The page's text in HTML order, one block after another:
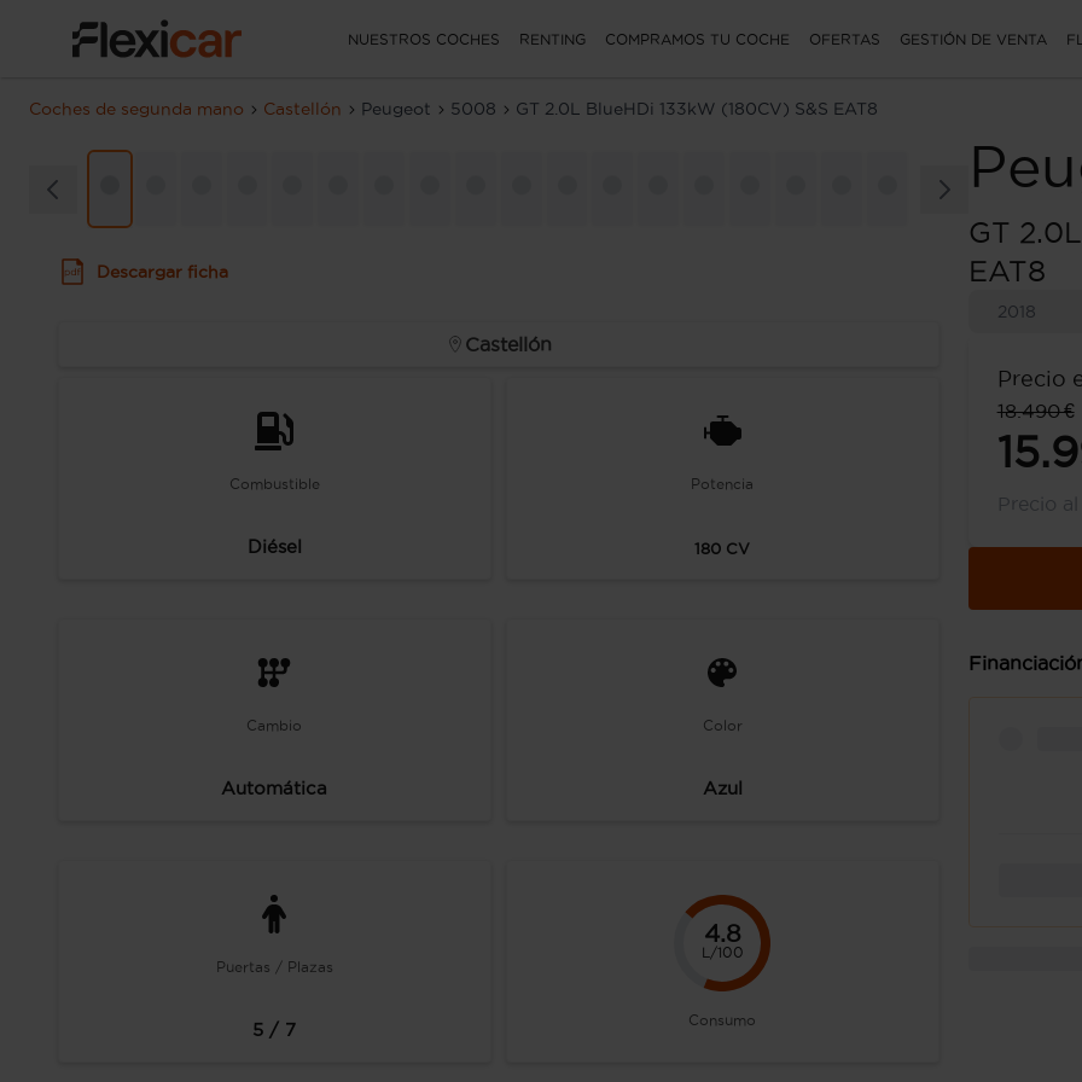
NUESTROS COCHES RENTING COMPRAMOS TU COCHE OFERTAS GESTIÓN DE VENTA
Coches de segunda mano Castellón Peugeot 5008 GT 2.0L BlueHDi 133kW (180CV) S&S EAT8
GT
EAT8
2018
Precio
18.490 €
Precio
Descargar ficha
Castellón
Combustible
Diésel
Potencia
180 CV
Cambio
Automática
Color
Azul
Puertas / Plazas
5 / 7
4.8
L/100
Consumo